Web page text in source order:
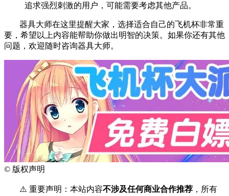
追求强烈刺激的用户，可能需要考虑其他产品。
器具大师在这里提醒大家，选择适合自己的飞机杯非常重
要，希望以上内容能帮助你做出明智的决策。如果你还有其他
问题，欢迎随时咨询器具大师。
© 版权声明
⚠️ 重要声明：本站内容不涉及任何商业合作推荐 ，所有